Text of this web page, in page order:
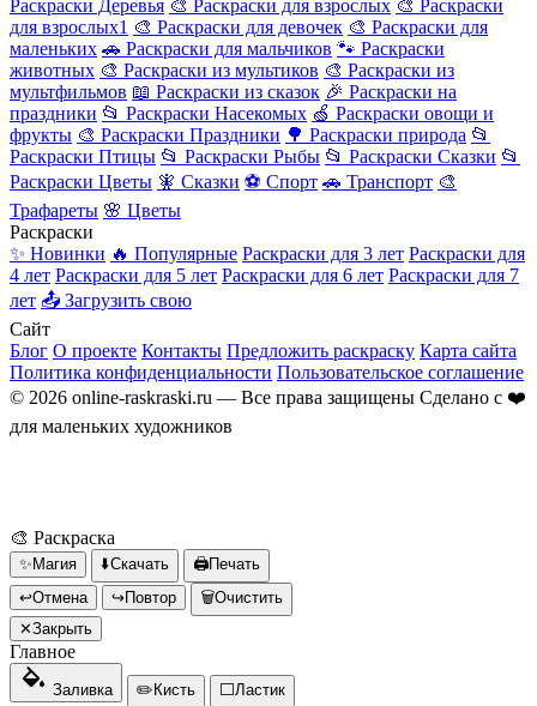
Раскраски Деревья 🎨 Раскраски для взрослых 🎨 Раскраски
для взрослых1 🎨 Раскраски для девочек 🎨 Раскраски для
маленьких 🚗 Раскраски для мальчиков 🐾 Раскраски
животных 🎨 Раскраски из мультиков 🎨 Раскраски из
мультфильмов 📖 Раскраски из сказок 🎉 Раскраски на
праздники 📂 Раскраски Насекомых 🍏 Раскраски овощи и
фрукты 🎨 Раскраски Праздники 🌳 Раскраски природа 📂
Раскраски Птицы 📂 Раскраски Рыбы 📂 Раскраски Сказки 📂
Раскраски Цветы 🧚 Сказки ⚽ Спорт 🚗 Транспорт 🎨
Трафареты 🌸 Цветы
Раскраски
✨ Новинки 🔥 Популярные Раскраски для 3 лет Раскраски для
4 лет Раскраски для 5 лет Раскраски для 6 лет Раскраски для 7
лет 📤 Загрузить свою
Сайт
Блог О проекте Контакты Предложить раскраску Карта сайта
Политика конфиденциальности Пользовательское соглашение
© 2026 online-raskraski.ru — Все права защищены Сделано с ❤️
для маленьких художников
🎨 Раскраска
✨ Магия ⬇️Скачать 🖨Печать
↩Отмена ↪Повтор 🗑Очистить
✕Закрыть
Главное
Заливка ✏️ Кисть ⬜ Ластик